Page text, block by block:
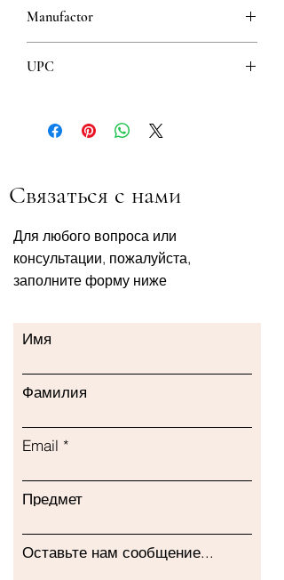
Manufactor
UPC
Связаться с нами
Для любого вопроса или
консультации, пожалуйста,
заполните форму ниже
Имя
Фамилия
Email
Предмет
Оставьте нам сообщение...